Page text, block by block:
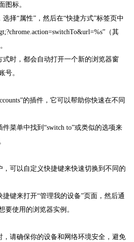
图标。
择“属性”，然后在“快捷方式”标签页中
（其
时，都会自动打开一个新的浏览器窗
号。
的插件，它可以帮助你快速在不同
菜单中找到“switch to”或类似的选项来
可以自定义快捷键来快速切换到不同的
键来打开“管理我的设备”页面，然后通
要使用的浏览器实例。
请确保你的设备和网络环境安全，避免